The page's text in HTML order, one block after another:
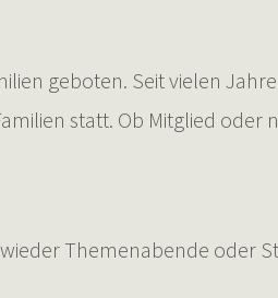
geboten. Seit vielen
statt. Ob Mitglied oder
Themenabende oder